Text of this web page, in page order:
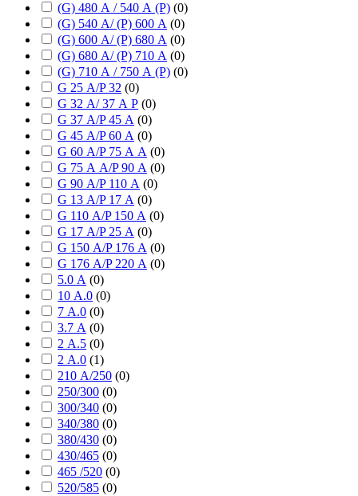
(G) 480 А / 540 А (P) (0)
(G) 540 А/ (P) 600 А (0)
(G) 600 А/ (P) 680 А (0)
(G) 680 А/ (P) 710 А (0)
(G) 710 А / 750 А (P) (0)
G 25 А/P 32 (0)
G 32 А/ 37 А P (0)
G 37 А/P 45 А (0)
G 45 А/P 60 А (0)
G 60 А/P 75 А А (0)
G 75 А А/P 90 А (0)
G 90 А/P 110 А (0)
G 13 А/P 17 А (0)
G 110 А/P 150 А (0)
G 17 А/P 25 А (0)
G 150 А/P 176 А (0)
G 176 А/P 220 А (0)
5.0 А (0)
10 А.0 (0)
7 А.0 (0)
3.7 А (0)
2 А.5 (0)
2 А.0 (1)
210 А/250 (0)
250/300 (0)
300/340 (0)
340/380 (0)
380/430 (0)
430/465 (0)
465 /520 (0)
520/585 (0)